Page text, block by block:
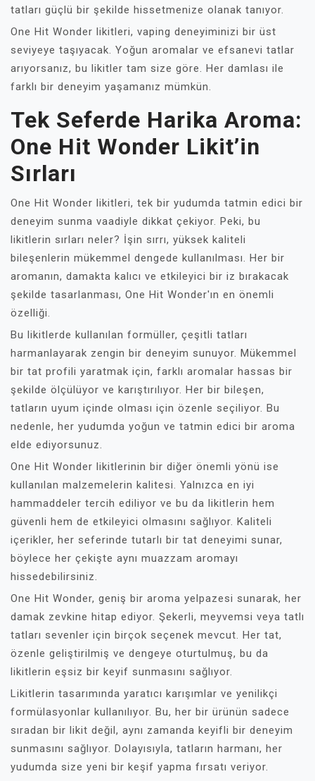
tatları güçlü bir şekilde hissetmenize olanak tanıyor.
One Hit Wonder likitleri, vaping deneyiminizi bir üst
seviyeye taşıyacak. Yoğun aromalar ve efsanevi tatlar
arıyorsanız, bu likitler tam size göre. Her damlası ile
farklı bir deneyim yaşamanız mümkün.
Tek Seferde Harika Aroma:
One Hit Wonder Likit’in
Sırları
One Hit Wonder likitleri, tek bir yudumda tatmin edici bir
deneyim sunma vaadiyle dikkat çekiyor. Peki, bu
likitlerin sırları neler? İşin sırrı, yüksek kaliteli
bileşenlerin mükemmel dengede kullanılması. Her bir
aromanın, damakta kalıcı ve etkileyici bir iz bırakacak
şekilde tasarlanması, One Hit Wonder'ın en önemli
özelliği.
Bu likitlerde kullanılan formüller, çeşitli tatları
harmanlayarak zengin bir deneyim sunuyor. Mükemmel
bir tat profili yaratmak için, farklı aromalar hassas bir
şekilde ölçülüyor ve karıştırılıyor. Her bir bileşen,
tatların uyum içinde olması için özenle seçiliyor. Bu
nedenle, her yudumda yoğun ve tatmin edici bir aroma
elde ediyorsunuz.
One Hit Wonder likitlerinin bir diğer önemli yönü ise
kullanılan malzemelerin kalitesi. Yalnızca en iyi
hammaddeler tercih ediliyor ve bu da likitlerin hem
güvenli hem de etkileyici olmasını sağlıyor. Kaliteli
içerikler, her seferinde tutarlı bir tat deneyimi sunar,
böylece her çekişte aynı muazzam aromayı
hissedebilirsiniz.
One Hit Wonder, geniş bir aroma yelpazesi sunarak, her
damak zevkine hitap ediyor. Şekerli, meyvemsi veya tatlı
tatları sevenler için birçok seçenek mevcut. Her tat,
özenle geliştirilmiş ve dengeye oturtulmuş, bu da
likitlerin eşsiz bir keyif sunmasını sağlıyor.
Likitlerin tasarımında yaratıcı karışımlar ve yenilikçi
formülasyonlar kullanılıyor. Bu, her bir ürünün sadece
sıradan bir likit değil, aynı zamanda keyifli bir deneyim
sunmasını sağlıyor. Dolayısıyla, tatların harmanı, her
yudumda size yeni bir keşif yapma fırsatı veriyor.